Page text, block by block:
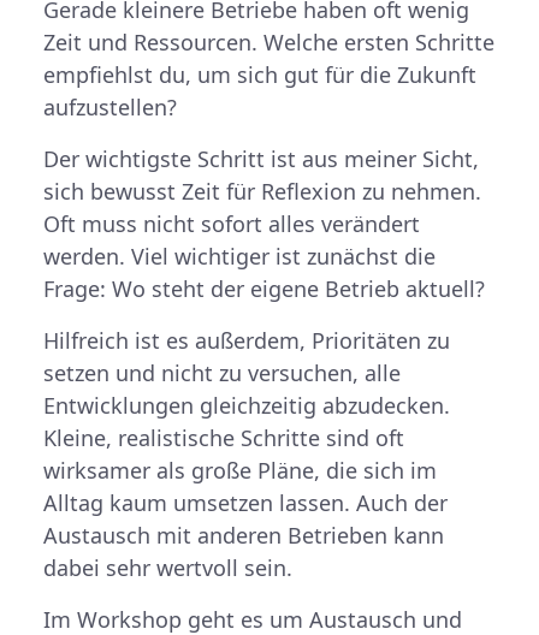
Gerade kleinere Betriebe haben oft wenig
Zeit und Ressourcen. Welche ersten Schritte
empfiehlst du, um sich gut für die Zukunft
aufzustellen?
Der wichtigste Schritt ist aus meiner Sicht,
sich bewusst Zeit für Reflexion zu nehmen.
Oft muss nicht sofort alles verändert
werden. Viel wichtiger ist zunächst die
Frage: Wo steht der eigene Betrieb aktuell?
Hilfreich ist es außerdem, Prioritäten zu
setzen und nicht zu versuchen, alle
Entwicklungen gleichzeitig abzudecken.
Kleine, realistische Schritte sind oft
wirksamer als große Pläne, die sich im
Alltag kaum umsetzen lassen. Auch der
Austausch mit anderen Betrieben kann
dabei sehr wertvoll sein.
Im Workshop geht es um Austausch und